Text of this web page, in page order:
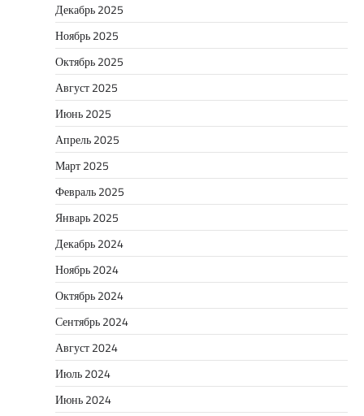
Декабрь 2025
Ноябрь 2025
Октябрь 2025
Август 2025
Июнь 2025
Апрель 2025
Март 2025
Февраль 2025
Январь 2025
Декабрь 2024
Ноябрь 2024
Октябрь 2024
Сентябрь 2024
Август 2024
Июль 2024
Июнь 2024